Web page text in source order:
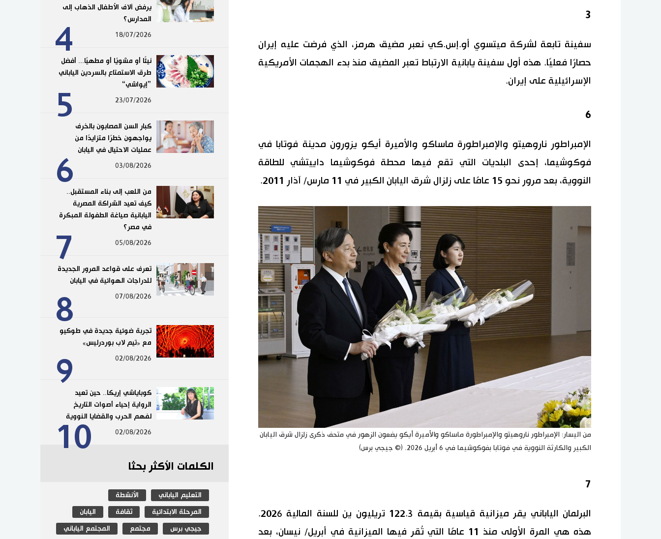
3
سفينة تابعة لشركة ميتسوي أو.إس.كي نعبر مضيق هرمز، الذي فرضت عليه إيران
حصارًا فعليًا. هذه أول سفينة يابانية الارتباط تعبر المضيق منذ بدء الهجمات الأمريكية
الإسرائيلية على إيران.
6
الإمبراطور ناروهيتو والإمبراطورة ماساكو والأميرة أيكو يزورون مدينة فوتابا في
فوكوشيما، إحدى البلديات التي تقع فيها محطة فوكوشيما داييتشي للطاقة
النووية، بعد مرور نحو 15 عامًا على زلزال شرق اليابان الكبير في 11 مارس/ آذار 2011.
من اليسار: الإمبراطور ناروهيتو والإمبراطورة ماساكو والأميرة أيكو يضعون الزهور في متحف ذكرى زلزال شرق اليابان
الكبير والكارثة النووية في فوتابا بفوكوشيما في 6 أبريل 2026. (© جيجي برس)
7
البرلمان الياباني يقر ميزانية قياسية بقيمة 122.3 تريليون ين للسنة المالية 2026.
هذه هي المرة الأولى منذ 11 عامًا التي تُقر فيها الميزانية في أبريل/ نيسان، بعد
4
يرفض آلاف الأطفال الذهاب إلى
المدارس؟
18/07/2026
5
نيئًا أو مشويًا أو مطهيًا... أفضل
طرق الاستمتاع بالسردين الياباني
”إيواشي“
23/07/2026
6
كبار السن المصابون بالخرف
يواجهون خطرًا متزايدًا من
عمليات الاحتيال في اليابان
03/08/2026
7
من اللعب إلى بناء المستقبل..
كيف تعيد الشراكة المصرية
اليابانية صياغة الطفولة المبكرة
في مصر؟
05/08/2026
8
تعرف على قواعد المرور الجديدة
للدراجات الهوائية في اليابان
07/08/2026
9
تجربة ضوئية جديدة في طوكيو
مع «تيم لاب بوردرليس»
02/08/2026
10
كوباياشي إريكا.. حين تعيد
الرواية إحياء أصوات التاريخ
لفهم الحرب والقضايا النووية
02/08/2026
الكلمات الأكثر بحثا
التعليم الياباني الأنشطة
المرحلة الابتدائية ثقافة اليابان
جيجي برس مجتمع المجتمع الياباني